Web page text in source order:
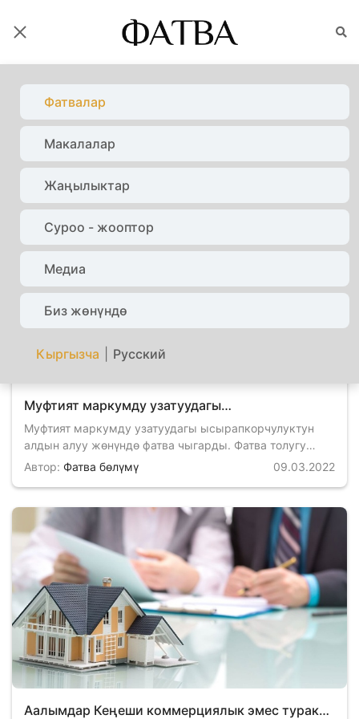
Фатвалар
Макалалар
Жаңылыктар
Суроо - жооптор
Медиа
Биз жөнүндө
Кыргызча Русский
ФАТВАЛАР
Башкы бет Фатвалар Фатва
Муфтият маркумду узатуудагы
ысырапкорчулуктун алдын алуу жөнүндө фатва
чыгарды
Муфтият маркумду узатуудагы ысырапкорчулуктун
алдын алуу жөнүндө фатва чыгарды. Фатва толугу
менен берилет Кыргызстан мусулмандарынын Дин
шариятында маркумду акыркы сапарга узатууда сөөк
чыккан үйдө үч күнгө чейин казан асып мал союлбайт,
тамак берилбейт, сөөк чыккан үйдүн кошуналары ошол
Автор: Фатва бөлүмү 09.03.2022
Аалымдар Кеңеши коммерциялык эмес турак